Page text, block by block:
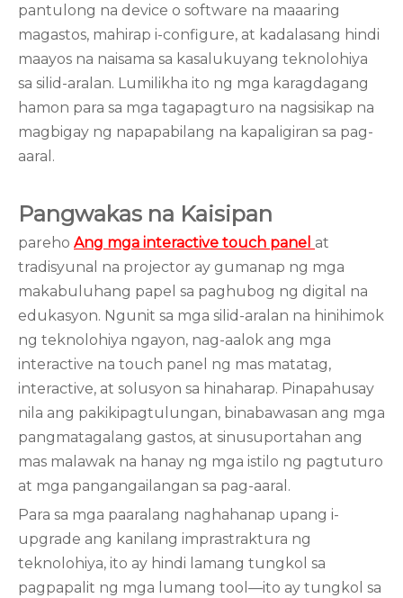
pantulong na device o software na maaaring
magastos, mahirap i-configure, at kadalasang hindi
maayos na naisama sa kasalukuyang teknolohiya
sa silid-aralan. Lumilikha ito ng mga karagdagang
hamon para sa mga tagapagturo na nagsisikap na
magbigay ng napapabilang na kapaligiran sa pag-
aaral.
Pangwakas na Kaisipan
pareho Ang mga interactive touch panel at
tradisyunal na projector ay gumanap ng mga
makabuluhang papel sa paghubog ng digital na
edukasyon. Ngunit sa mga silid-aralan na hinihimok
ng teknolohiya ngayon, nag-aalok ang mga
interactive na touch panel ng mas matatag,
interactive, at solusyon sa hinaharap. Pinapahusay
nila ang pakikipagtulungan, binabawasan ang mga
pangmatagalang gastos, at sinusuportahan ang
mas malawak na hanay ng mga istilo ng pagtuturo
at mga pangangailangan sa pag-aaral.
Para sa mga paaralang naghahanap upang i-
upgrade ang kanilang imprastraktura ng
teknolohiya, ito ay hindi lamang tungkol sa
pagpapalit ng mga lumang tool—ito ay tungkol sa